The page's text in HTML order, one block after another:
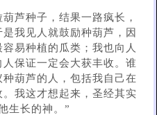
芦种子，结果一路疯长，
我见人就鼓励种葫芦，因
易种植的瓜类；我也向人
保证一定会大获丰收。谁
葫芦的人，包括我自己在
我这才想起来，圣经其实
生长的神。”